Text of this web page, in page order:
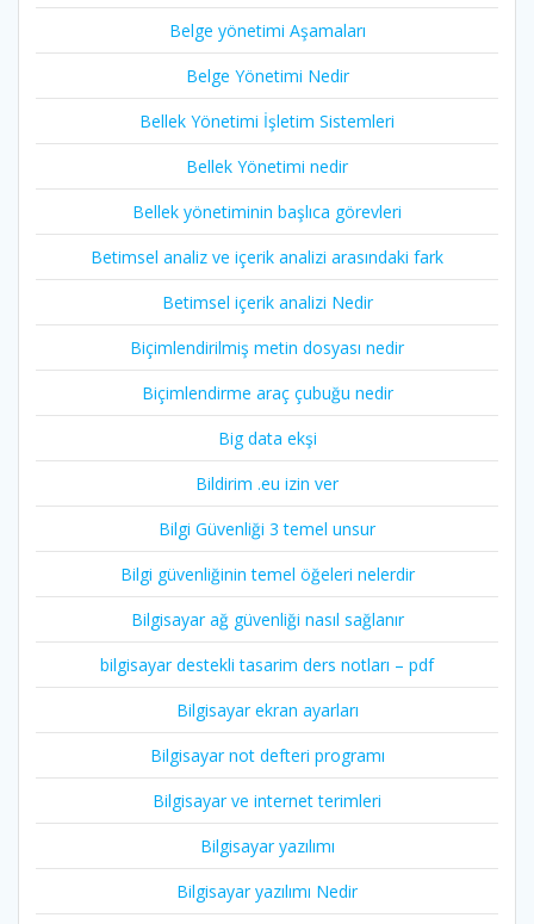
Belge yönetimi Aşamaları
Belge Yönetimi Nedir
Bellek Yönetimi İşletim Sistemleri
Bellek Yönetimi nedir
Bellek yönetiminin başlıca görevleri
Betimsel analiz ve içerik analizi arasındaki fark
Betimsel içerik analizi Nedir
Biçimlendirilmiş metin dosyası nedir
Biçimlendirme araç çubuğu nedir
Big data ekşi
Bildirim .eu izin ver
Bilgi Güvenliği 3 temel unsur
Bilgi güvenliğinin temel öğeleri nelerdir
Bilgisayar ağ güvenliği nasıl sağlanır
bilgisayar destekli tasarim ders notları – pdf
Bilgisayar ekran ayarları
Bilgisayar not defteri programı
Bilgisayar ve internet terimleri
Bilgisayar yazılımı
Bilgisayar yazılımı Nedir